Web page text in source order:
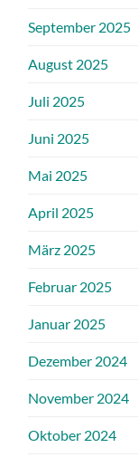
September 2025
August 2025
Juli 2025
Juni 2025
Mai 2025
April 2025
März 2025
Februar 2025
Januar 2025
Dezember 2024
November 2024
Oktober 2024